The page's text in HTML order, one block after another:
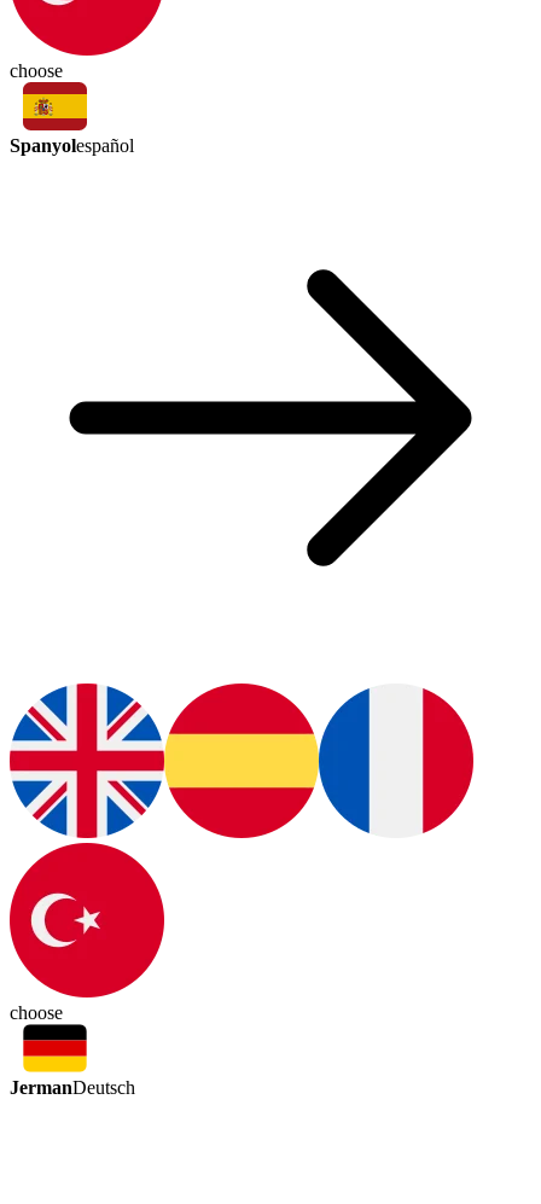
choose
Spanyolespañol
choose
JermanDeutsch